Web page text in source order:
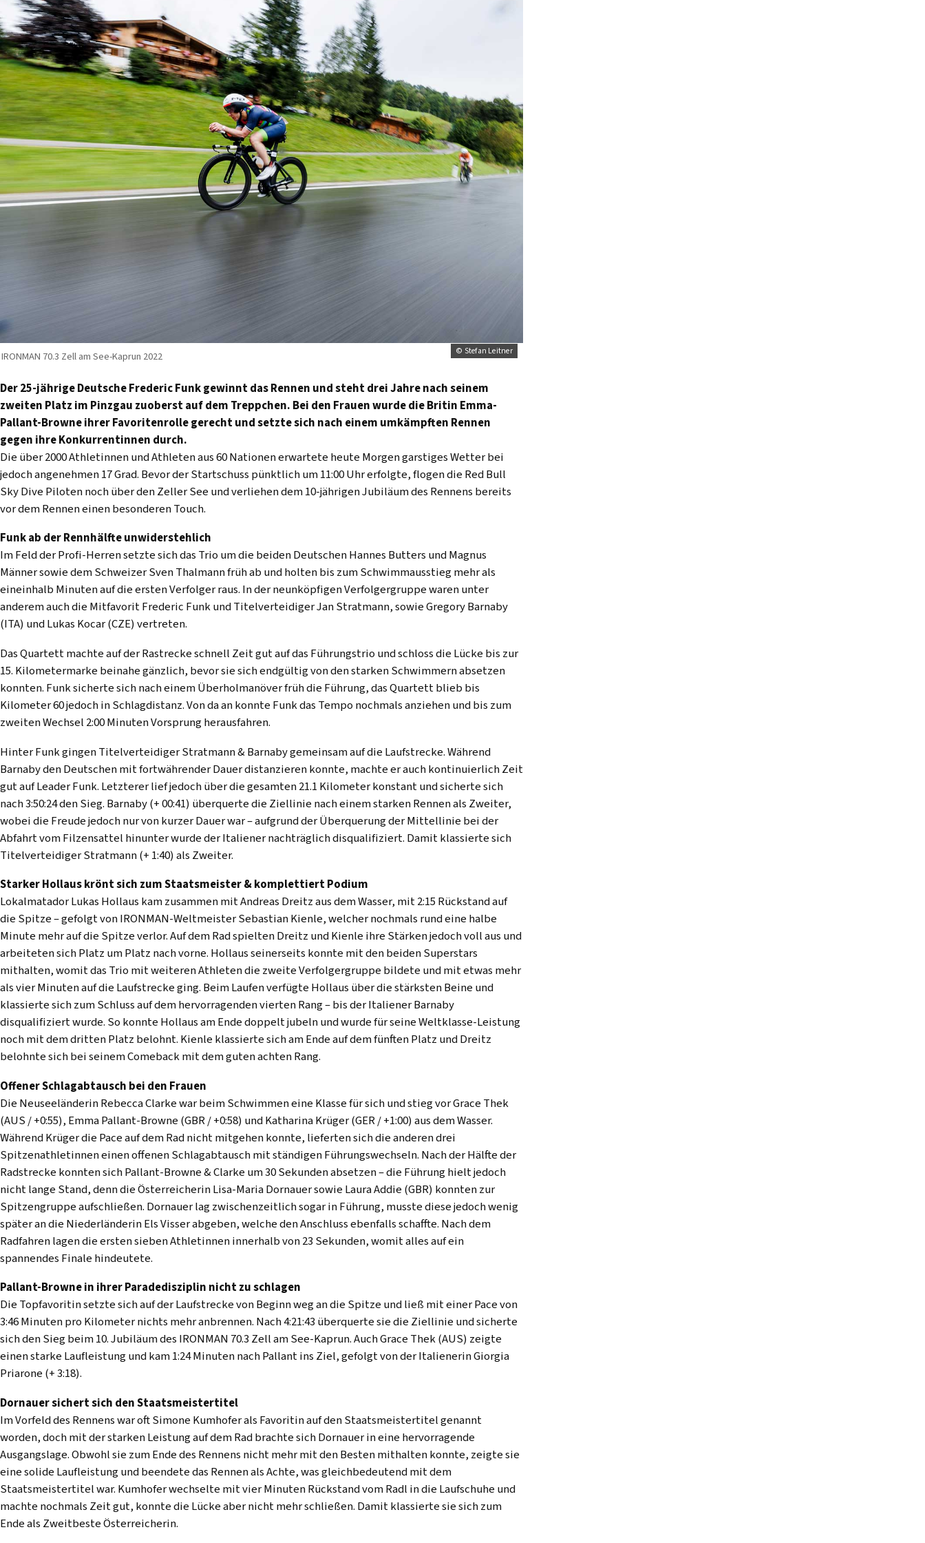
© Stefan Leitner
IRONMAN 70.3 Zell am See-Kaprun 2022
Der 25-jährige Deutsche Frederic Funk gewinnt das Rennen und steht drei Jahre nach seinem
zweiten Platz im Pinzgau zuoberst auf dem Treppchen. Bei den Frauen wurde die Britin Emma-
Pallant-Browne ihrer Favoritenrolle gerecht und setzte sich nach einem umkämpften Rennen
gegen ihre Konkurrentinnen durch.
Die über 2000 Athletinnen und Athleten aus 60 Nationen erwartete heute Morgen garstiges Wetter bei
jedoch angenehmen 17 Grad. Bevor der Startschuss pünktlich um 11:00 Uhr erfolgte, flogen die Red Bull
Sky Dive Piloten noch über den Zeller See und verliehen dem 10-jährigen Jubiläum des Rennens bereits
vor dem Rennen einen besonderen Touch.
Funk ab der Rennhälfte unwiderstehlich
Im Feld der Profi-Herren setzte sich das Trio um die beiden Deutschen Hannes Butters und Magnus
Männer sowie dem Schweizer Sven Thalmann früh ab und holten bis zum Schwimmausstieg mehr als
eineinhalb Minuten auf die ersten Verfolger raus. In der neunköpfigen Verfolgergruppe waren unter
anderem auch die Mitfavorit Frederic Funk und Titelverteidiger Jan Stratmann, sowie Gregory Barnaby
(ITA) und Lukas Kocar (CZE) vertreten.
Das Quartett machte auf der Rastrecke schnell Zeit gut auf das Führungstrio und schloss die Lücke bis zur
15. Kilometermarke beinahe gänzlich, bevor sie sich endgültig von den starken Schwimmern absetzen
konnten. Funk sicherte sich nach einem Überholmanöver früh die Führung, das Quartett blieb bis
Kilometer 60 jedoch in Schlagdistanz. Von da an konnte Funk das Tempo nochmals anziehen und bis zum
zweiten Wechsel 2:00 Minuten Vorsprung herausfahren.
Hinter Funk gingen Titelverteidiger Stratmann & Barnaby gemeinsam auf die Laufstrecke. Während
Barnaby den Deutschen mit fortwährender Dauer distanzieren konnte, machte er auch kontinuierlich Zeit
gut auf Leader Funk. Letzterer lief jedoch über die gesamten 21.1 Kilometer konstant und sicherte sich
nach 3:50:24 den Sieg. Barnaby (+ 00:41) überquerte die Ziellinie nach einem starken Rennen als Zweiter,
wobei die Freude jedoch nur von kurzer Dauer war – aufgrund der Überquerung der Mittellinie bei der
Abfahrt vom Filzensattel hinunter wurde der Italiener nachträglich disqualifiziert. Damit klassierte sich
Titelverteidiger Stratmann (+ 1:40) als Zweiter.
Starker Hollaus krönt sich zum Staatsmeister & komplettiert Podium
Lokalmatador Lukas Hollaus kam zusammen mit Andreas Dreitz aus dem Wasser, mit 2:15 Rückstand auf
die Spitze – gefolgt von IRONMAN-Weltmeister Sebastian Kienle, welcher nochmals rund eine halbe
Minute mehr auf die Spitze verlor. Auf dem Rad spielten Dreitz und Kienle ihre Stärken jedoch voll aus und
arbeiteten sich Platz um Platz nach vorne. Hollaus seinerseits konnte mit den beiden Superstars
mithalten, womit das Trio mit weiteren Athleten die zweite Verfolgergruppe bildete und mit etwas mehr
als vier Minuten auf die Laufstrecke ging. Beim Laufen verfügte Hollaus über die stärksten Beine und
klassierte sich zum Schluss auf dem hervorragenden vierten Rang – bis der Italiener Barnaby
disqualifiziert wurde. So konnte Hollaus am Ende doppelt jubeln und wurde für seine Weltklasse-Leistung
noch mit dem dritten Platz belohnt. Kienle klassierte sich am Ende auf dem fünften Platz und Dreitz
belohnte sich bei seinem Comeback mit dem guten achten Rang.
Offener Schlagabtausch bei den Frauen
Die Neuseeländerin Rebecca Clarke war beim Schwimmen eine Klasse für sich und stieg vor Grace Thek
(AUS / +0:55), Emma Pallant-Browne (GBR / +0:58) und Katharina Krüger (GER / +1:00) aus dem Wasser.
Während Krüger die Pace auf dem Rad nicht mitgehen konnte, lieferten sich die anderen drei
Spitzenathletinnen einen offenen Schlagabtausch mit ständigen Führungswechseln. Nach der Hälfte der
Radstrecke konnten sich Pallant-Browne & Clarke um 30 Sekunden absetzen – die Führung hielt jedoch
nicht lange Stand, denn die Österreicherin Lisa-Maria Dornauer sowie Laura Addie (GBR) konnten zur
Spitzengruppe aufschließen. Dornauer lag zwischenzeitlich sogar in Führung, musste diese jedoch wenig
später an die Niederländerin Els Visser abgeben, welche den Anschluss ebenfalls schaffte. Nach dem
Radfahren lagen die ersten sieben Athletinnen innerhalb von 23 Sekunden, womit alles auf ein
spannendes Finale hindeutete.
Pallant-Browne in ihrer Paradedisziplin nicht zu schlagen
Die Topfavoritin setzte sich auf der Laufstrecke von Beginn weg an die Spitze und ließ mit einer Pace von
3:46 Minuten pro Kilometer nichts mehr anbrennen. Nach 4:21:43 überquerte sie die Ziellinie und sicherte
sich den Sieg beim 10. Jubiläum des IRONMAN 70.3 Zell am See-Kaprun. Auch Grace Thek (AUS) zeigte
einen starke Laufleistung und kam 1:24 Minuten nach Pallant ins Ziel, gefolgt von der Italienerin Giorgia
Priarone (+ 3:18).
Dornauer sichert sich den Staatsmeistertitel
Im Vorfeld des Rennens war oft Simone Kumhofer als Favoritin auf den Staatsmeistertitel genannt
worden, doch mit der starken Leistung auf dem Rad brachte sich Dornauer in eine hervorragende
Ausgangslage. Obwohl sie zum Ende des Rennens nicht mehr mit den Besten mithalten konnte, zeigte sie
eine solide Laufleistung und beendete das Rennen als Achte, was gleichbedeutend mit dem
Staatsmeistertitel war. Kumhofer wechselte mit vier Minuten Rückstand vom Radl in die Laufschuhe und
machte nochmals Zeit gut, konnte die Lücke aber nicht mehr schließen. Damit klassierte sie sich zum
Ende als Zweitbeste Österreicherin.